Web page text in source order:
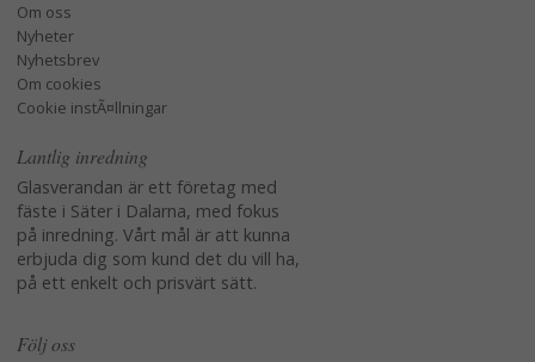
Om oss
Nyheter
Nyhetsbrev
Om cookies
Cookie instÃ¤llningar
Lantlig inredning
Glasverandan är ett företag med
fäste i Säter i Dalarna, med fokus
på inredning. Vårt mål är att kunna
erbjuda dig som kund det du vill ha,
på ett enkelt och prisvärt sätt.
Följ oss